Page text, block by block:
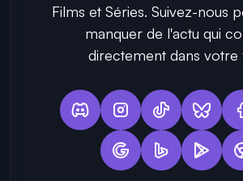
Films et Séries. Suivez-nous
manquer de l'actu qui
directement dans votre